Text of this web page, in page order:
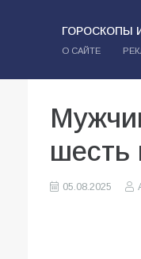
ГОРОСКОПЫ
О САЙТЕ
шесть
05.08.2025